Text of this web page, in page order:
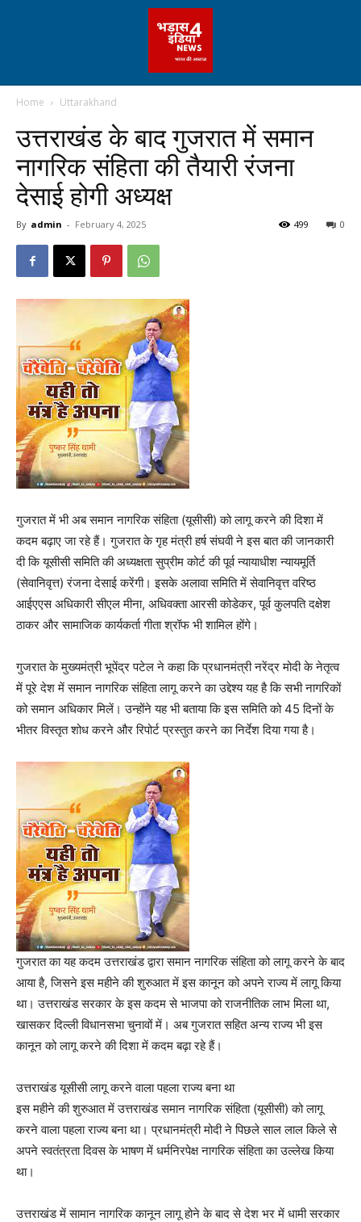
Home Uttarakhand
उत्तराखंड के बाद गुजरात में समान
नागरिक संहिता की तैयारी रंजना
देसाई होगी अध्यक्ष
By admin - February 4, 2025 0
499
गुजरात में भी अब समान नागरिक संहिता (यूसीसी) को लागू करने की दिशा में
कदम बढ़ाए जा रहे हैं। गुजरात के गृह मंत्री हर्ष संघवी ने इस बात की जानकारी
दी कि यूसीसी समिति की अध्यक्षता सुप्रीम कोर्ट की पूर्व न्यायाधीश न्यायमूर्ति
(सेवानिवृत्त) रंजना देसाई करेंगी। इसके अलावा समिति में सेवानिवृत्त वरिष्ठ
आईएएस अधिकारी सीएल मीना, अधिवक्ता आरसी कोडेकर, पूर्व कुलपति दक्षेश
ठाकर और सामाजिक कार्यकर्ता गीता श्रॉफ भी शामिल होंगे।
गुजरात के मुख्यमंत्री भूपेंद्र पटेल ने कहा कि प्रधानमंत्री नरेंद्र मोदी के नेतृत्व
में पूरे देश में समान नागरिक संहिता लागू करने का उद्देश्य यह है कि सभी नागरिकों
को समान अधिकार मिलें। उन्होंने यह भी बताया कि इस समिति को 45 दिनों के
भीतर विस्तृत शोध करने और रिपोर्ट प्रस्तुत करने का निर्देश दिया गया है।
गुजरात का यह कदम उत्तराखंड द्वारा समान नागरिक संहिता को लागू करने के बाद
आया है, जिसने इस महीने की शुरुआत में इस कानून को अपने राज्य में लागू किया
था। उत्तराखंड सरकार के इस कदम से भाजपा को राजनीतिक लाभ मिला था,
खासकर दिल्ली विधानसभा चुनावों में। अब गुजरात सहित अन्य राज्य भी इस
कानून को लागू करने की दिशा में कदम बढ़ा रहे हैं।
उत्तराखंड यूसीसी लागू करने वाला पहला राज्य बना था
इस महीने की शुरुआत में उत्तराखंड समान नागरिक संहिता (यूसीसी) को लागू
करने वाला पहला राज्य बना था। प्रधानमंत्री मोदी ने पिछले साल लाल किले से
अपने स्वतंत्रता दिवस के भाषण में धर्मनिरपेक्ष नागरिक संहिता का उल्लेख किया
था।
उत्तराखंड में सामान नागरिक कानून लागू होने के बाद से देश भर में धामी सरकार